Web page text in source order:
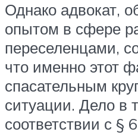
Однако адвокат,
опытом в сфере
переселенцами,
что именно этот
спасательным
ситуации. Дело в
соответствии с §